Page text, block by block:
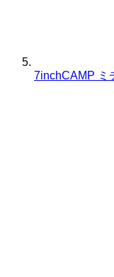
7inchCAMP ミ